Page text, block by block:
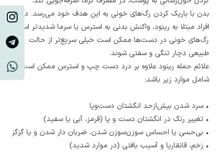
بدن با باریک کردن رگ‌های خونی به این هدف خود می‌رسد. در
افراد مبتلا به رینود، واکنش بدنی به استرس یا سرما شدیدتر است.
رگ‌های خونی در دست‌ها ممکن است خیلی سریع‌تر از حالت
طبیعی دچار تنگی و سفتی شوند.
علائم حمله رینود علاوه بر درد دست چپ و استرس ممکن است
شامل موارد زیر باشد:
• سرد شدن بیش‌ازحد انگشتان دست‌وپا
• تغییر رنگ در انگشتان دست ‌و پا (قرمز، آبی یا سفید)
• بی‌حسی یا احساس سوزن‌سوزن شدن، ضربان دار شدن و یا گزگز
• زخم، قانقاریا و آسیب بافتی (در موارد شدید)